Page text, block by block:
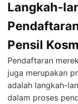
Langkah-
Pensil
Pendaftaran
juga merupakan
adalah langkah-
dalam proses